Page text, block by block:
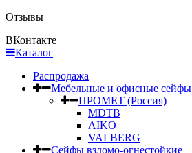
Отзывы
ВКонтакте
Каталог
Распродажа
Мебельные и офисные сейфы
ПРОМЕТ (Россия)
MDTB
AIKO
VALBERG
Сейфы взломо-огнестойкие